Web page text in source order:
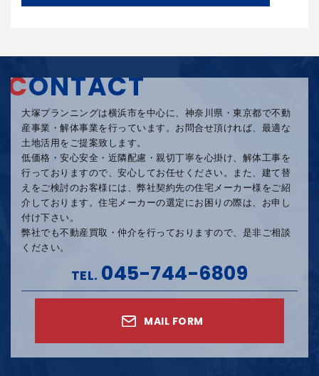
CONTACT
大塚プランニングは横浜市を中心に、神奈川県・東京都で不動
産事業・解体事業を行っています。 お問合せ頂ければ、最適な
土地活用をご提案致します。
低価格・安心安全・近隣配慮・親切丁寧を心掛け、 解体工事を
行っておりますので、安心してお任せください。
また、建て替
えをご検討のお客様には、弊社契約先の住宅メーカー様をご紹
介しております。 住宅メーカーの選定にお困りの際は、お申し
付け下さい。
弊社でも不動産買取・仲介を行っておりますので、是非ご相談
ください。
TEL. 045-744-6809
MAIL FORM